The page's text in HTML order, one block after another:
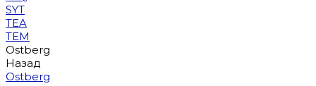
SYT
TEA
TEM
Ostberg
Назад
Ostberg